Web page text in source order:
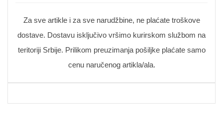
Za sve artikle i za sve narudžbine, ne plaćate troškove
dostave. Dostavu isključivo vršimo kurirskom službom na
teritoriji Srbije. Prilikom preuzimanja pošiljke plaćate samo
cenu naručenog artikla/ala.